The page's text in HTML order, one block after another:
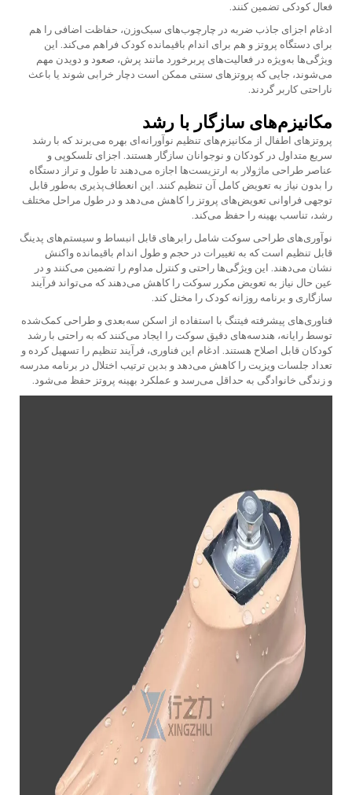
فعال کودکی تضمین کنند.
ادغام اجزای جاذب ضربه در چارچوب‌های سبک‌وزن، حفاظت اضافی را هم
برای دستگاه پروتز و هم برای اندام باقیمانده کودک فراهم می‌کند. این
ویژگی‌ها به‌ویژه در فعالیت‌های پربرخورد مانند پرش، صعود و دویدن مهم
می‌شوند، جایی که پروتزهای سنتی ممکن است دچار خرابی شوند یا باعث
ناراحتی کاربر گردند.
مکانیزم‌های سازگار با رشد
پروتزهای اطفال از مکانیزم‌های تنظیم نوآورانه‌ای بهره می‌برند که با رشد
سریع متداول در کودکان و نوجوانان سازگار هستند. اجزای تلسکوپی و
عناصر طراحی ماژولار به ارتزیست‌ها اجازه می‌دهند تا طول و تراز دستگاه
را بدون نیاز به تعویض کامل آن تنظیم کنند. این انعطاف‌پذیری به‌طور قابل
توجهی فراوانی تعویض‌های پروتز را کاهش می‌دهد و در طول مراحل مختلف
رشد، تناسب بهینه را حفظ می‌کند.
نوآوری‌های طراحی سوکت شامل رابرهای قابل انبساط و سیستم‌های پدینگ
قابل تنظیم است که به تغییرات در حجم و طول اندام باقیمانده واکنش
نشان می‌دهند. این ویژگی‌ها راحتی و کنترل مداوم را تضمین می‌کنند و در
عین حال نیاز به تعویض مکرر سوکت را کاهش می‌دهند که می‌تواند فرآیند
سازگاری و برنامه روزانه کودک را مختل کند.
فناوری‌های پیشرفته فیتنگ با استفاده از اسکن سه‌بعدی و طراحی کمک‌شده
توسط رایانه، هندسه‌های دقیق سوکت را ایجاد می‌کنند که به راحتی با رشد
کودکان قابل اصلاح هستند. ادغام این فناوری، فرآیند تنظیم را تسهیل کرده و
تعداد جلسات ویزیت را کاهش می‌دهد و بدین ترتیب اختلال در برنامه مدرسه
و زندگی خانوادگی به حداقل می‌رسد و عملکرد بهینه پروتز حفظ می‌شود.